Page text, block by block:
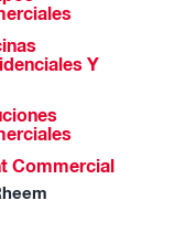
Y
Commercial